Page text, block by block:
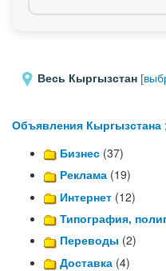
Весь Кыргызстан
Объявления Кыргызстана
Бизнес (37)
Реклама (19)
Интернет (12)
Типография,
Переводы (2)
Доставка (4)